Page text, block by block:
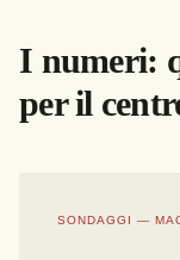
I numeri:
per il
SONDAGGI —